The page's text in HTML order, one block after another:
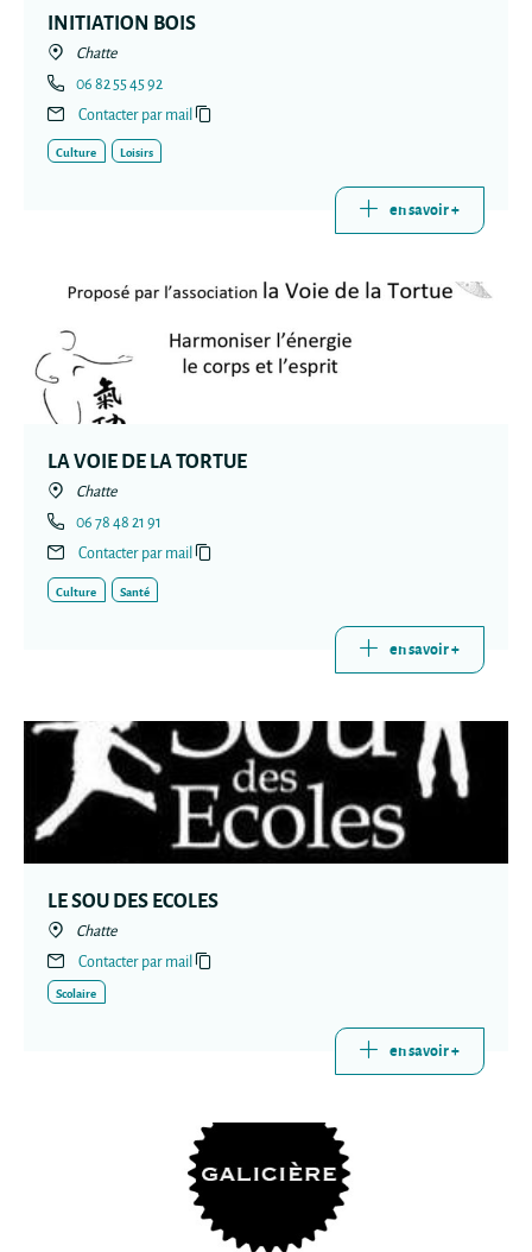
INITIATION BOIS
Chatte
06 82 55 45 92
Contacter par mail
Culture Loisirs
en savoir +
LA VOIE DE LA TORTUE
Chatte
06 78 48 21 91
Contacter par mail
Culture Santé
en savoir +
LE SOU DES ECOLES
Chatte
Contacter par mail
Scolaire
en savoir +